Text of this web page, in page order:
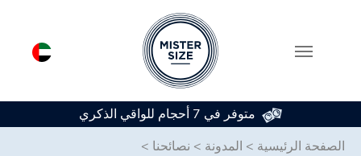
متوفر في 7 أحجام للواقي الذكري
الصفحة الرئيسية > المدونة > نصائحنا >